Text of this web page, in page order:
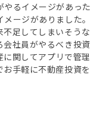
るイメージがあった
ージがありました。
足してしまいそうな
社員がやるべき投資
に関してアプリで管理
手軽に不動産投資を